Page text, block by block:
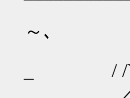
, ィ
～､ ,
,ィ
_ /
／